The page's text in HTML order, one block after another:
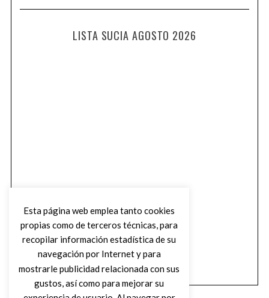
LISTA SUCIA AGOSTO 2026
Esta página web emplea tanto cookies
propias como de terceros técnicas, para
recopilar información estadística de su
navegación por Internet y para
mostrarle publicidad relacionada con sus
gustos, así como para mejorar su